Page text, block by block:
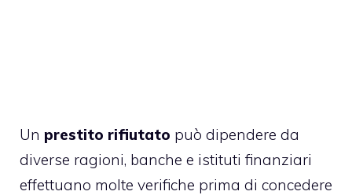
Un prestito rifiutato può dipendere da
diverse ragioni, banche e istituti finanziari
effettuano molte verifiche prima di concedere